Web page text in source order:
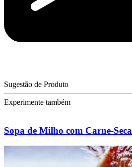
Sugestão de Produto
Experimente também
Sopa de Milho com Carne-Seca